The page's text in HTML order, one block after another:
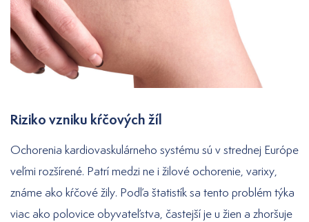
Riziko vzniku kŕčových žíl
Ochorenia kardiovaskulárneho systému sú v strednej Európe
veľmi rozšírené. Patrí medzi ne i žilové ochorenie, varixy,
známe ako kŕčové žily. Podľa štatistík sa tento problém týka
viac ako polovice obyvateľstva, častejší je u žien a zhoršuje